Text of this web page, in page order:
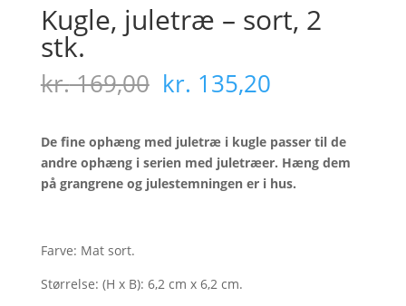
Kugle, juletræ – sort, 2
stk.
kr.169,00 Den
oprindelige
var:
kr. 169,00.
kr. 135,20Den
er:
kr. 135,20.
De fine ophæng med juletræ i kugle passer til de
andre ophæng i serien med juletræer. Hæng dem
på grangrene og julestemningen er i hus.
Farve: Mat sort.
Størrelse: (H x B): 6,2 cm x 6,2 cm.